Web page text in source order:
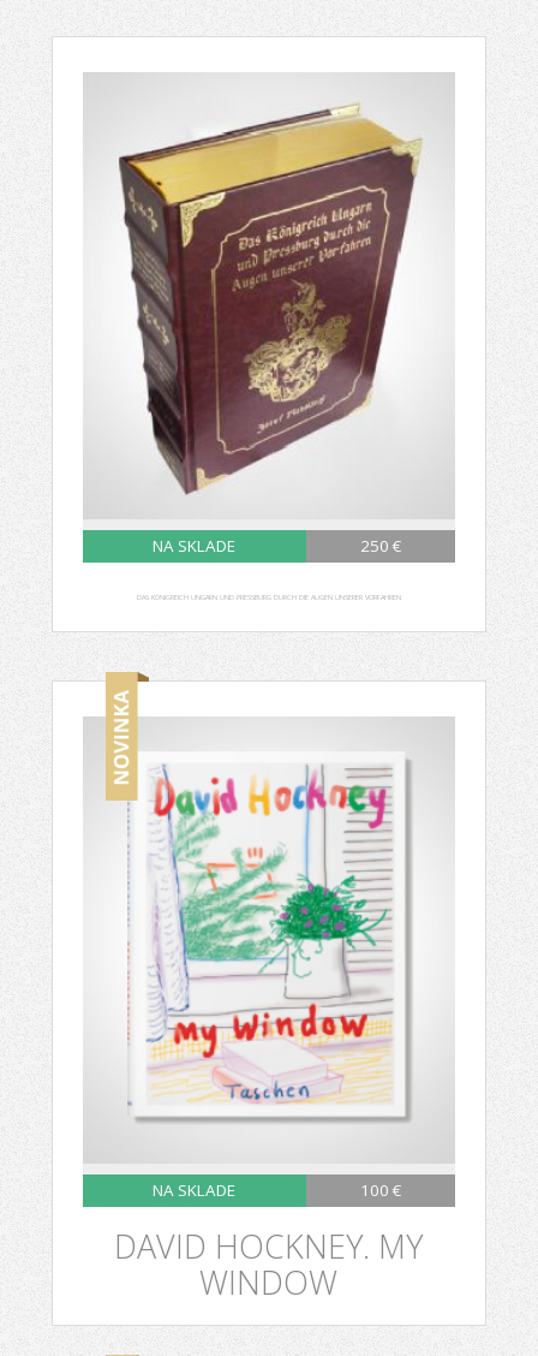
NA SKLADE 250 €
DAS KÖNIGREICH UNGARN UND PRESSBURG DURCH DIE AUGEN UNSERER VORFAHREN
NA SKLADE 100 €
DAVID HOCKNEY. MY
WINDOW